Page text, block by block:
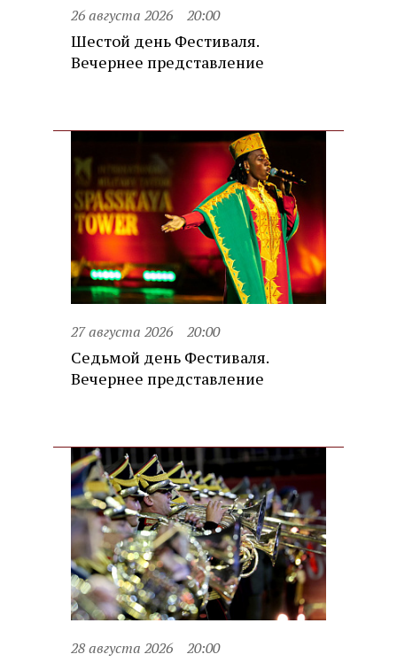
26 августа 2026 20:00
Шестой день Фестиваля.
Вечернее представление
27 августа 2026 20:00
Седьмой день Фестиваля.
Вечернее представление
28 августа 2026 20:00